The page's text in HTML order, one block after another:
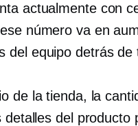
actualmente con
número va en
del equipo detrás de
de la tienda, la
del producto